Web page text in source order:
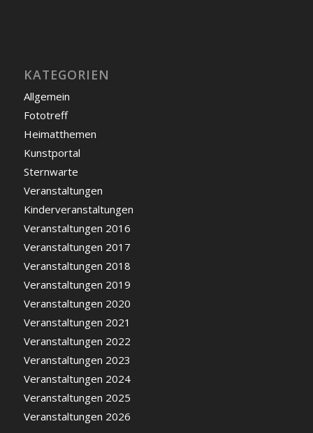
KATEGORIEN
Allgemein
Fototreff
Heimatthemen
Kunstportal
Sternwarte
Veranstaltungen
Kinderveranstaltungen
Veranstaltungen 2016
Veranstaltungen 2017
Veranstaltungen 2018
Veranstaltungen 2019
Veranstaltungen 2020
Veranstaltungen 2021
Veranstaltungen 2022
Veranstaltungen 2023
Veranstaltungen 2024
Veranstaltungen 2025
Veranstaltungen 2026